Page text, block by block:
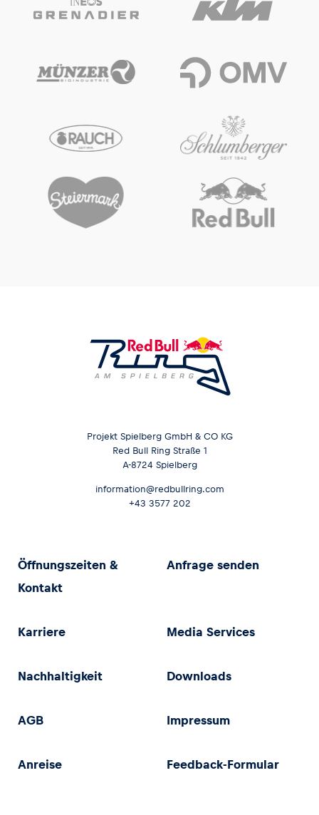
Projekt Spielberg GmbH & CO KG
Red Bull Ring Straße 1
A-8724 Spielberg
information@redbullring.com
+43 3577 202
Öffnungszeiten &
Kontakt
Anfrage senden
Karriere Media Services
Nachhaltigkeit Downloads
AGB Impressum
Anreise Feedback-Formular